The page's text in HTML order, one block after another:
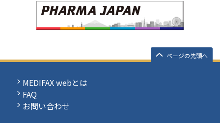
ページの先頭へ
MEDIFAX webとは
FAQ
お問い合わせ